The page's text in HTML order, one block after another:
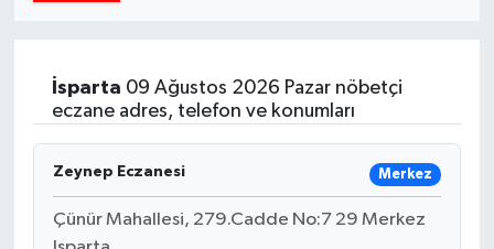
İsparta 09 Ağustos 2026 Pazar nöbetçi
eczane adres, telefon ve konumları
Zeynep Eczanesi Merkez
Çünür Mahallesi, 279.Cadde No:7 29 Merkez
Güncel
HABERDE İNSAN